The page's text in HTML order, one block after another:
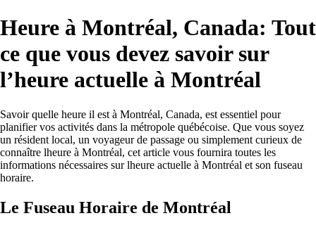
Heure à Montréal, Canada: Tout
ce que vous devez savoir sur
l’heure actuelle à Montréal
Savoir quelle heure il est à Montréal, Canada, est essentiel pour
planifier vos activités dans la métropole québécoise. Que vous soyez
un résident local, un voyageur de passage ou simplement curieux de
connaître lheure à Montréal, cet article vous fournira toutes les
informations nécessaires sur lheure actuelle à Montréal et son fuseau
horaire.
Le Fuseau Horaire de Montréal